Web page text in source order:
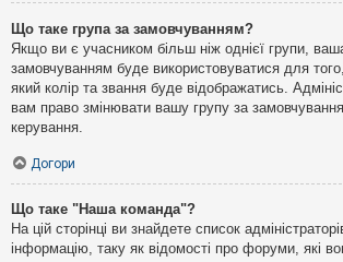
Що таке група за замовчуванням?
Якщо ви є учасником більш ніж однієї групи,
замовчуванням буде використовуватися для
який колір та звання буде відображатись.
вам право змінювати вашу групу за
керування.
Догори
Що таке "Наша команда"?
На цій сторінці ви знайдете список
інформацію, таку як відомості про форуми, які